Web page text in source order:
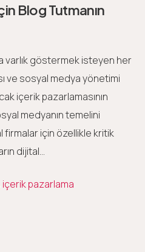
Blog Tutmanın
varlık göstermek isteyen her
ve sosyal medya yönetimi
içerik pazarlamasının
medyanın temelini
firmalar için özellikle kritik
dijital…
içerik pazarlama